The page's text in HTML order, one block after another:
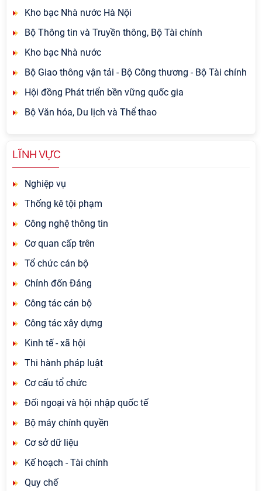
Kho bạc Nhà nước Hà Nội
Bộ Thông tin và Truyền thông, Bộ Tài chính
Kho bạc Nhà nước
Bộ Giao thông vận tải - Bộ Công thương - Bộ Tài chính
Hội đồng Phát triển bền vững quốc gia
Bộ Văn hóa, Du lịch và Thể thao
LĨNH VỰC
Nghiệp vụ
Thống kê tội phạm
Công nghệ thông tin
Cơ quan cấp trên
Tổ chức cán bộ
Chỉnh đốn Đảng
Công tác cán bộ
Công tác xây dựng
Kinh tế - xã hội
Thi hành pháp luật
Cơ cấu tổ chức
Đối ngoại và hội nhập quốc tế
Bộ máy chính quyền
Cơ sở dữ liệu
Kế hoạch - Tài chính
Quy chế